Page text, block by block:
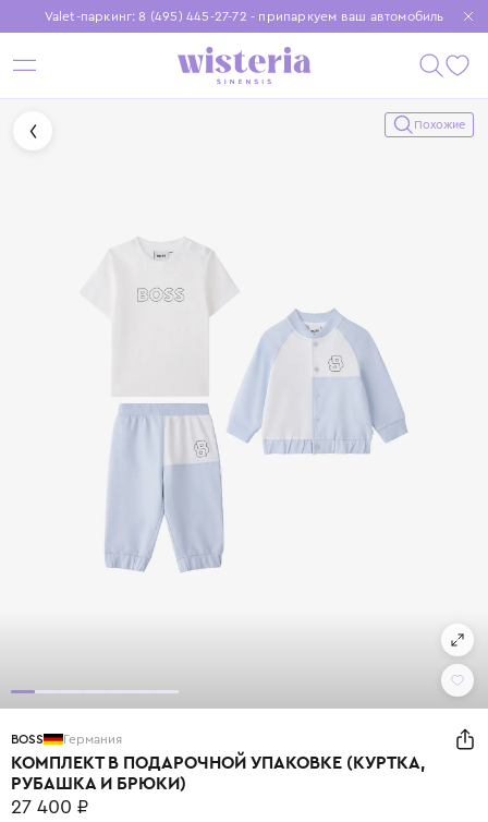
Valet-паркинг: 8 (495) 445-27-72 - припаркуем ваш автомобиль
Бесплатная доставка при заказе от 15 000 ₽
Установите приложение, чтобы покупки были еще удобнее
Похожие
BOSS Германия
КОМПЛЕКТ В ПОДАРОЧНОЙ УПАКОВКЕ (КУРТКА,
РУБАШКА И БРЮКИ)
27 400 ₽